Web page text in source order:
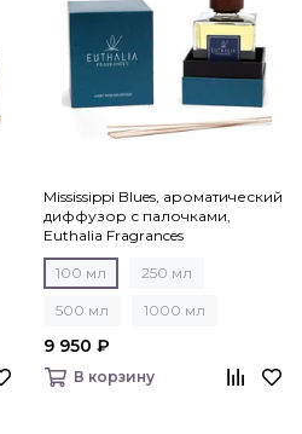
Mississippi Blues, ароматический
диффузор с палочками,
Euthalia Fragrances
100 мл 250 мл
500 мл 1000 мл
9 950 ₽
В корзину